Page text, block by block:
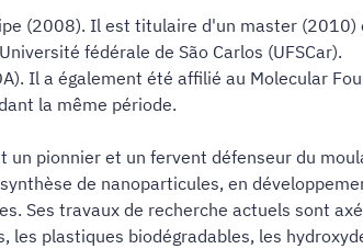
(2008). Il est titulaire d'un master (2010)
fédérale de São Carlos (UFSCar).
Il a également été affilié au Molecular
la même période.
pionnier et un fervent défenseur du
de nanoparticules, en
Ses travaux de recherche actuels sont
plastiques biodégradables, les